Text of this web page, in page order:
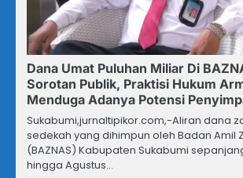
Dana Umat Puluhan Miliar Di
Sorotan Publik, Praktisi Hukum
Menduga Adanya Potensi
Sukabumi,jurnaltipikor.com,-Aliran dana
sedekah yang dihimpun oleh Badan Amil
(BAZNAS) Kabupaten Sukabumi
hingga Agustus…